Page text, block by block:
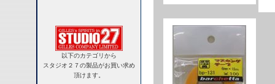
以下のカテゴリから
スタジオ２７の製品がお買い求め
頂けます。